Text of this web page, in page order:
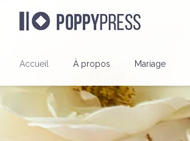
Accueil À propos Mariage